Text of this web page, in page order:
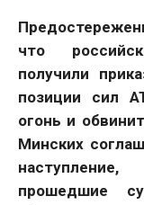
что
получили
позиции сил
огонь и
Минских
прошедшие